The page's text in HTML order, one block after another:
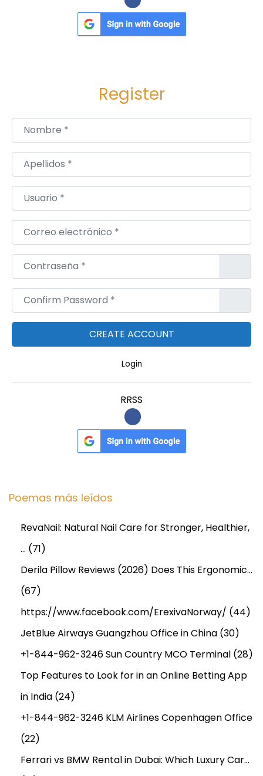
Register
Nombre*
Apellidos*
Usuario*
Correo electrónico*
Contraseña*
Confirm Password*
Login
RRSS
Poemas más leídos
RevaNail: Natural Nail Care for Stronger, Healthier,
… (71)
Derila Pillow Reviews (2026) Does This Ergonomic…
(67)
https://www.facebook.com/ErexivaNorway/ (44)
JetBlue Airways Guangzhou Office in China (30)
+1-844-962-3246 Sun Country MCO Terminal (28)
Top Features to Look for in an Online Betting App
in India (24)
+1-844-962-3246 KLM Airlines Copenhagen Office
(22)
Ferrari vs BMW Rental in Dubai: Which Luxury Car…